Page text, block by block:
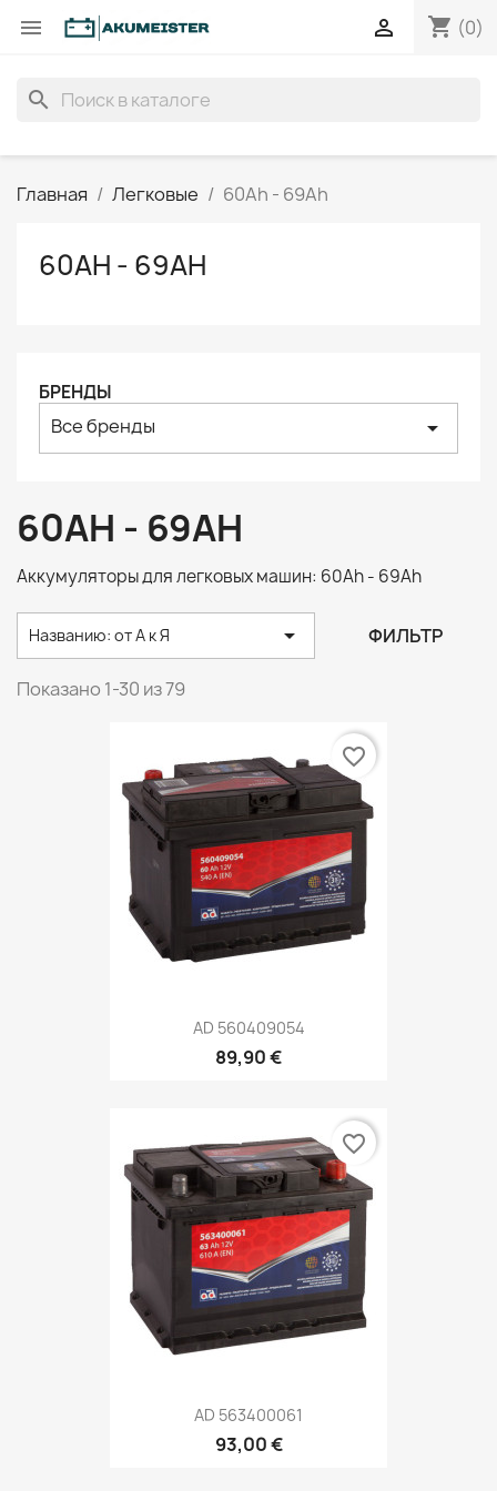
 shopping_cart (0)

search
Главная Легковые 60Ah - 69Ah
60AH - 69AH
БРЕНДЫ
Все бренды arrow_drop_down
60AH - 69AH
Аккумуляторы для легковых машин: 60Ah - 69Ah
Названию: от А к Я  ФИЛЬТР
Показано 1-30 из 79
AD 560409054
89,90 €
favorite_border
AD 563400061
93,00 €
favorite_border